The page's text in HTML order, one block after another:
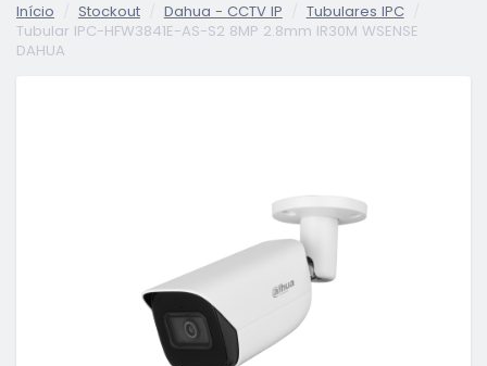
Início Stockout Dahua - CCTV IP
Tubulares IPC
Tubular IPC-HFW3841E-AS-S2 8MP 2.8mm IR30M WSENSE
DAHUA